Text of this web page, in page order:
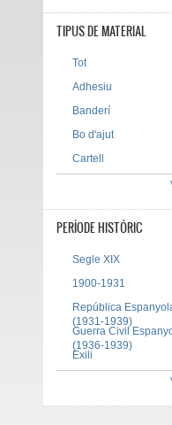
TIPUS DE MATERIAL
Tot
Adhesiu
Banderí
Bo d'ajut
Cartell
PERÍODE HISTÒRIC
Segle XIX
1900-1931
República
(1931-1939)
Guerra Civil
(1936-1939)
Exili